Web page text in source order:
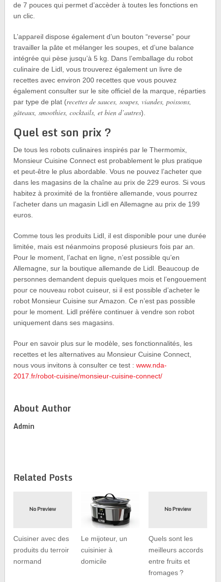
de 7 pouces qui permet d’accèder à toutes les fonctions en
un clic.
L’appareil dispose également d’un bouton “reverse” pour
travailler la pâte et mélanger les soupes, et d’une balance
intégrée qui pèse jusqu’à 5 kg. Dans l’emballage du robot
culinaire de Lidl, vous trouverez également un livre de
recettes avec environ 200 recettes que vous pouvez
également consulter sur le site officiel de la marque, réparties
par type de plat (recettes de sauces, soupes, viandes, poissons,
gâteaux, smoothies, cocktails, et bien d’autres).
Quel est son prix ?
De tous les robots culinaires inspirés par le Thermomix,
Monsieur Cuisine Connect est probablement le plus pratique
et peut-être le plus abordable. Vous ne pouvez l’acheter que
dans les magasins de la chaîne au prix de 229 euros. Si vous
habitez à proximité de la frontière allemande, vous pourrez
l’acheter dans un magasin Lidl en Allemagne au prix de 199
euros.
Comme tous les produits Lidl, il est disponible pour une durée
limitée, mais est néanmoins proposé plusieurs fois par an.
Pour le moment, l’achat en ligne, n’est possible qu’en
Allemagne, sur la boutique allemande de Lidl. Beaucoup de
personnes demandent depuis quelques mois et l’engouement
pour ce nouveau robot cuiseur, si il est possible d’acheter le
robot Monsieur Cuisine sur Amazon. Ce n’est pas possible
pour le moment. Lidl préfère continuer à vendre son robot
uniquement dans ses magasins.
Pour en savoir plus sur le modèle, ses fonctionnalités, les
recettes et les alternatives au Monsieur Cuisine Connect,
nous vous invitons à consulter ce test :www.nda-
2017.fr/robot-cuisine/monsieur-cuisine-connect/
About Author
Admin
Related Posts
Cuisiner avec des
produits du terroir
normand
Le mijoteur, un
cuisinier à
domicile
Quels sont les
meilleurs accords
entre fruits et
fromages ?